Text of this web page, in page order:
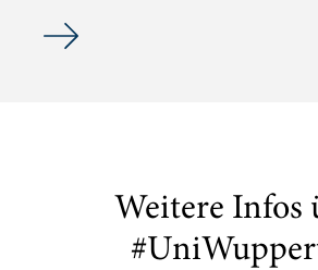
Exkursion im Master-Seminar:
Weitere Infos